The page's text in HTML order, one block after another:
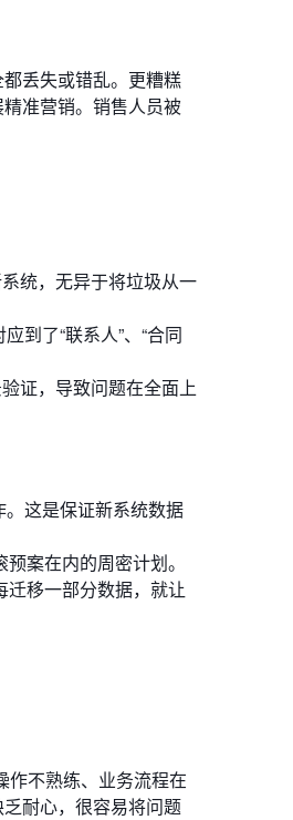
丢失或错乱。更糟糕
准营销。销售人员被
统，无异于将垃圾从一
到了“联系人”、“合同
证，导致问题在全面上
这是保证新系统数据
案在内的周密计划。
迁移一部分数据，就让
作不熟练、业务流程在
耐心，很容易将问题